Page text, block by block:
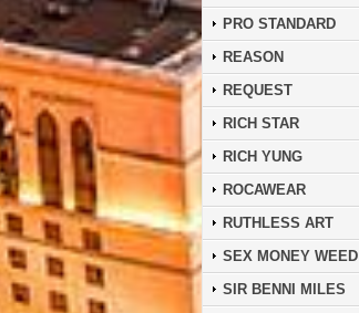
PRO STANDARD
REASON
REQUEST
RICH STAR
RICH YUNG
ROCAWEAR
RUTHLESS ART
SEX MONEY WEED
SIR BENNI MILES